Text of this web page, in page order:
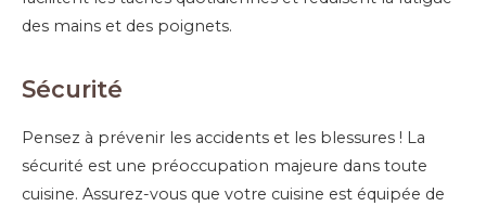
des mains et des poignets.
Sécurité
Pensez à prévenir les accidents et les blessures ! La
sécurité est une préoccupation majeure dans toute
cuisine. Assurez-vous que votre cuisine est équipée de